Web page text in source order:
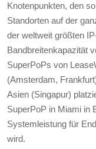
Knotenpunkten, den
Standorten auf der
der weltweit größten
Bandbreitenkapazität
SuperPoPs von
(Amsterdam,
Asien (Singapur)
SuperPoP in Miami in
Systemleistung für
wird.